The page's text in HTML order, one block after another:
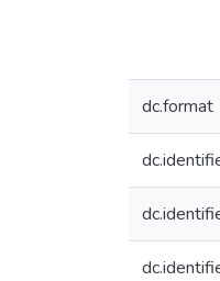
dc.format